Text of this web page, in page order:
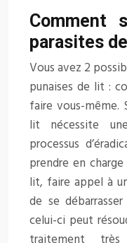
Comment
parasites
Vous avez 2
punaises de lit :
faire vous-même.
lit nécessite
processus
prendre en
lit, faire appel à
de se
celui-ci peut